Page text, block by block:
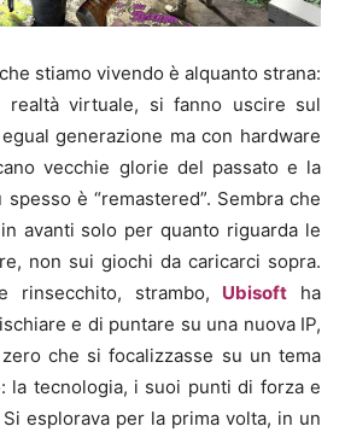
stiamo vivendo è alquanto strana:
virtuale, si fanno uscire sul
generazione ma con hardware
vecchie glorie del passato e la
è “remastered”. Sembra che
avanti solo per quanto riguarda le
non sui giochi da caricarci sopra.
rinsecchito, strambo, Ubisoft ha
e di puntare su una nuova IP,
che si focalizzasse su un tema
la tecnologia, i suoi punti di forza e
esplorava per la prima volta, in un